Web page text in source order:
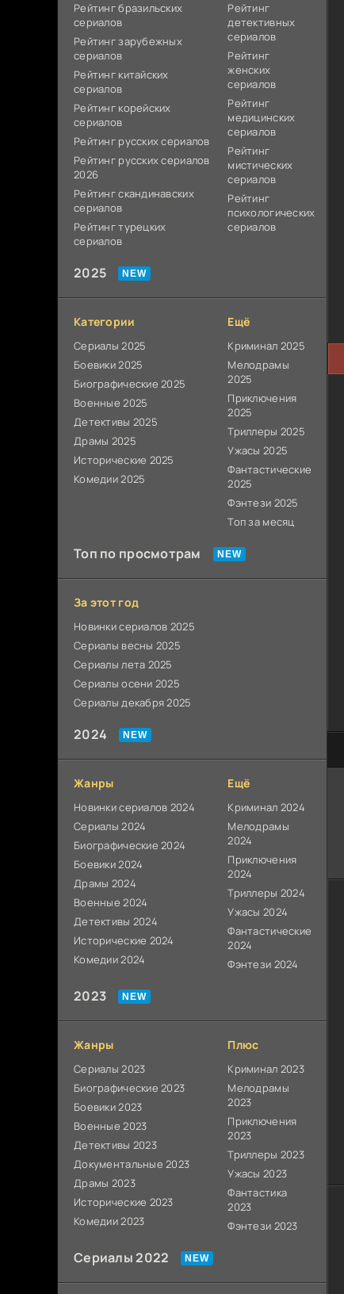
Рейтинг бразильских
сериалов
Рейтинг зарубежных
сериалов
Рейтинг китайских
сериалов
Рейтинг корейских
сериалов
Рейтинг русских сериалов
Рейтинг русских сериалов
2026
Рейтинг скандинавских
сериалов
Рейтинг турецких
сериалов
Рейтинг
детективных
сериалов
Рейтинг
женских
сериалов
Рейтинг
медицинских
сериалов
Рейтинг
мистических
сериалов
Рейтинг
психологических
сериалов
2025
Категории
Сериалы 2025
Боевики 2025
Биографические 2025
Военные 2025
Детективы 2025
Драмы 2025
Исторические 2025
Комедии 2025
Ещё
Криминал 2025
Мелодрамы
2025
Приключения
2025
Триллеры 2025
Ужасы 2025
Фантастические
2025
Фэнтези 2025
Топ за месяц
Топ по просмотрам
За этот год
Новинки сериалов 2025
Сериалы весны 2025
Сериалы лета 2025
Сериалы осени 2025
Сериалы декабря 2025
2024
Жанры
Новинки сериалов 2024
Сериалы 2024
Биографические 2024
Боевики 2024
Драмы 2024
Военные 2024
Детективы 2024
Исторические 2024
Комедии 2024
Ещё
Криминал 2024
Мелодрамы
2024
Приключения
2024
Триллеры 2024
Ужасы 2024
Фантастические
2024
Фэнтези 2024
2023
Жанры
Сериалы 2023
Биографические 2023
Боевики 2023
Военные 2023
Детективы 2023
Документальные 2023
Драмы 2023
Исторические 2023
Комедии 2023
Плюс
Криминал 2023
Мелодрамы
2023
Приключения
2023
Триллеры 2023
Ужасы 2023
Фантастика
2023
Фэнтези 2023
Сериалы 2022